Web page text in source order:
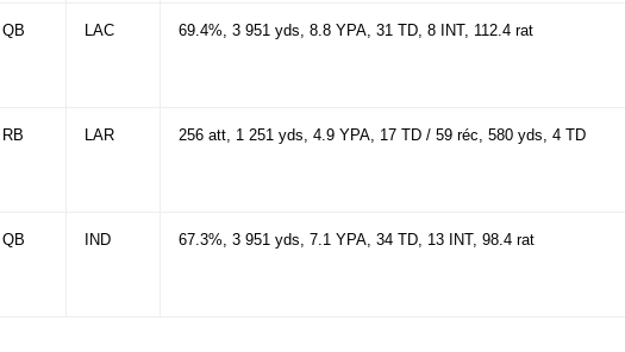
QB LAC 69.4%, 3 951 yds, 8.8 YPA, 31 TD, 8 INT, 112.4 rat
RB LAR 256 att, 1 251 yds, 4.9 YPA, 17 TD / 59 réc, 580 yds, 4 TD
QB IND 67.3%, 3 951 yds, 7.1 YPA, 34 TD, 13 INT, 98.4 rat